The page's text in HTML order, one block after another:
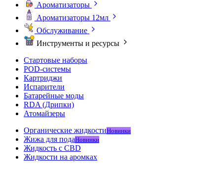
Ароматизаторы
Ароматизаторы 12мл
Обслуживание
Инструменты и ресурсы
Стартовые наборы
POD-системы
Картриджи
Испарители
Батарейные моды
RDA (Дрипки)
Атомайзеры
Органические жидкостиНовинки
Жижа для подаНовинки
Жидкость с CBD
Жидкости на аромках